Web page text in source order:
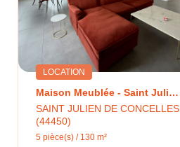
LOCATION
Maison Meublée - Saint Julien De Concelles 130 M2
SAINT JULIEN DE CONCELLES
(44450)
5 pièce(s) / 130 m²